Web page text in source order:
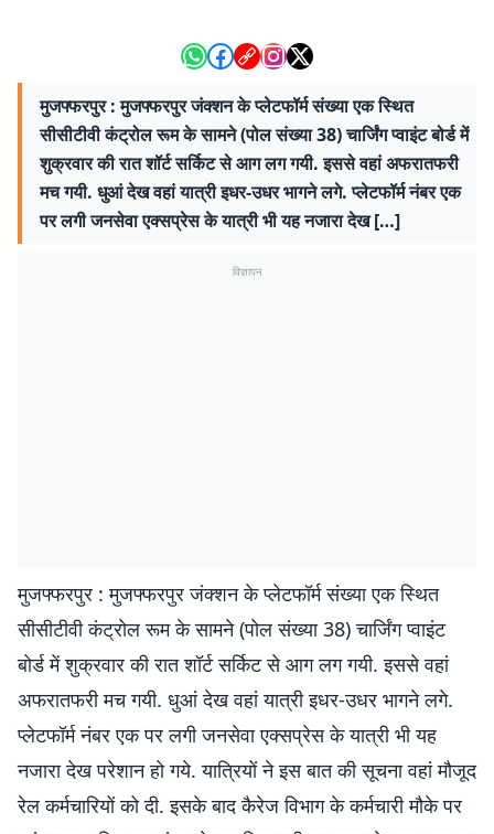
मुजफ्फरपुर : मुजफ्फरपुर जंक्शन के प्लेटफॉर्म संख्या एक स्थित
सीसीटीवी कंट्रोल रूम के सामने (पोल संख्या 38) चार्जिंग प्वाइंट बोर्ड में
शुक्रवार की रात शॉर्ट सर्किट से आग लग गयी. इससे वहां अफरातफरी
मच गयी. धुआं देख वहां यात्री इधर-उधर भागने लगे. प्लेटफॉर्म नंबर एक
पर लगी जनसेवा एक्सप्रेस के यात्री भी यह नजारा देख […]
विज्ञापन
मुजफ्फरपुर : मुजफ्फरपुर जंक्शन के प्लेटफॉर्म संख्या एक स्थित
सीसीटीवी कंट्रोल रूम के सामने (पोल संख्या 38) चार्जिंग प्वाइंट
बोर्ड में शुक्रवार की रात शॉर्ट सर्किट से आग लग गयी. इससे वहां
अफरातफरी मच गयी. धुआं देख वहां यात्री इधर-उधर भागने लगे.
प्लेटफॉर्म नंबर एक पर लगी जनसेवा एक्सप्रेस के यात्री भी यह
नजारा देख परेशान हो गये. यात्रियों ने इस बात की सूचना वहां मौजूद
रेल कर्मचारियों को दी. इसके बाद कैरेज विभाग के कर्मचारी मौके पर